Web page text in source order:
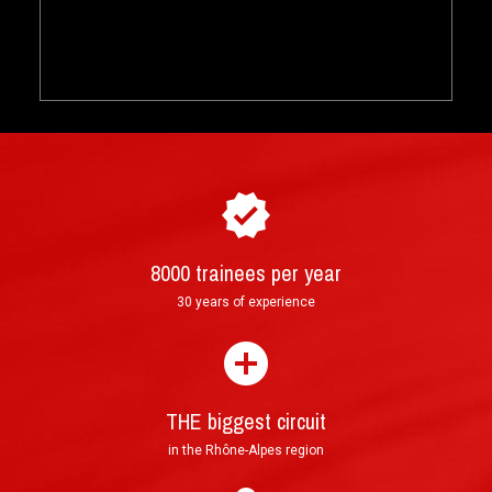
8000 trainees per year
30 years of experience
THE biggest circuit
in the Rhône-Alpes region